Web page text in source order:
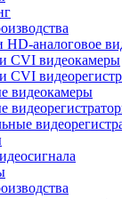
аналоговое
CVI видеокамеры
CVI
видеокамеры